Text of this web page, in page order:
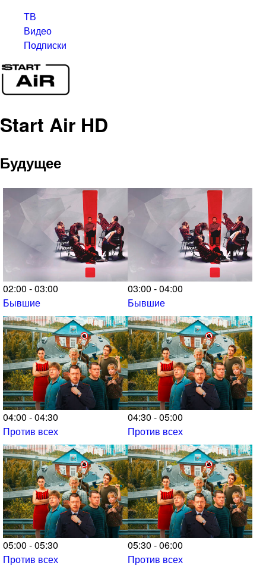
ТВ
Видео
Подписки
Start Air HD
Будущее
02:00 - 03:00
Бывшие
03:00 - 04:00
Бывшие
04:00 - 04:30
Против всех
04:30 - 05:00
Против всех
05:00 - 05:30
Против всех
05:30 - 06:00
Против всех